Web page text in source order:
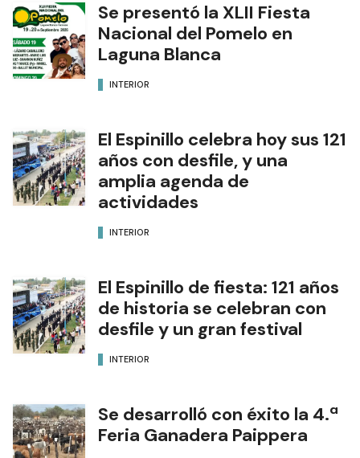
Se presentó la XLII Fiesta
Nacional del Pomelo en
Laguna Blanca
INTERIOR
El Espinillo celebra hoy sus 121
años con desfile, y una
amplia agenda de
actividades
INTERIOR
El Espinillo de fiesta: 121 años
de historia se celebran con
desfile y un gran festival
INTERIOR
Se desarrolló con éxito la 4.ª
Feria Ganadera Paippera